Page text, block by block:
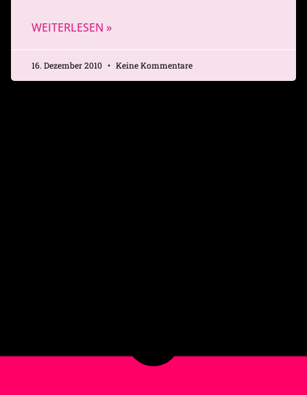
WEITERLESEN »
16. Dezember 2010 Keine Kommentare